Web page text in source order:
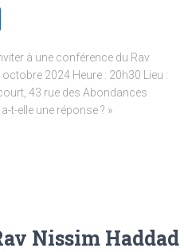
à une conférence du Rav
octobre 2024 Heure : 20h30 Lieu :
43 rue des Abondances
t-elle une réponse ? »
Nissim Haddad